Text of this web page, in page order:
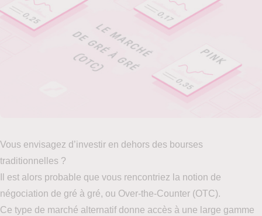
Vous envisagez d’investir en dehors des bourses
traditionnelles ?
Il est alors probable que vous rencontriez la notion de
négociation de gré à gré, ou Over-the-Counter (OTC).
Ce type de marché alternatif donne accès à une large gamme